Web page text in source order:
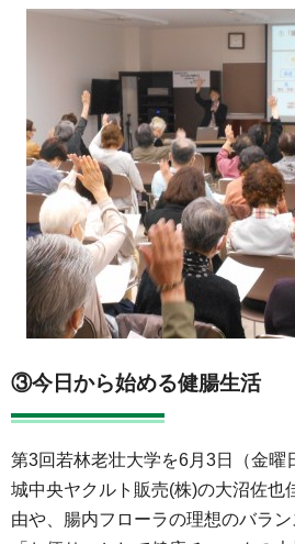
③今日から始める健腸生活
第3回若林老壮大学を6月3日（金曜
城中央ヤクルト販売(株)の大沼佐也
由や、腸内フローラの理想のバラ